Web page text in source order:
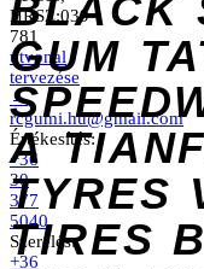
BLACK
GUM
A
TYRES
TIRES
HRSZ:039
781
útvonal
tervezése
→
rcgumi.hu@gmail.com
Értékesítés:
+36
30
377
5040
Szerelés:
+36